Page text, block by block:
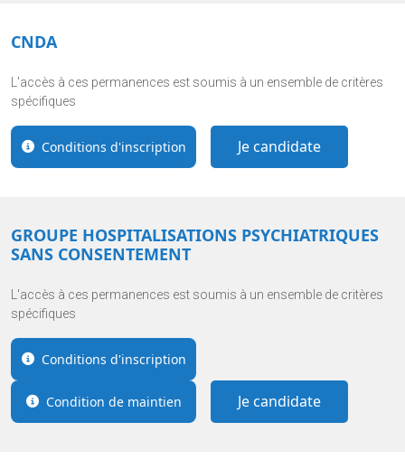
CNDA
L'accès à ces permanences est soumis à un ensemble de critères
spécifiques
Conditions d'inscription Je candidate
GROUPE HOSPITALISATIONS PSYCHIATRIQUES
SANS CONSENTEMENT
L'accès à ces permanences est soumis à un ensemble de critères
spécifiques
Conditions d'inscription
Condition de maintien Je candidate